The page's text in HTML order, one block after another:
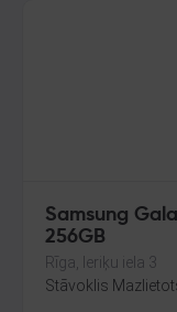
Samsung
256GB
Rīga, Ieriķu iela 3
Stāvoklis